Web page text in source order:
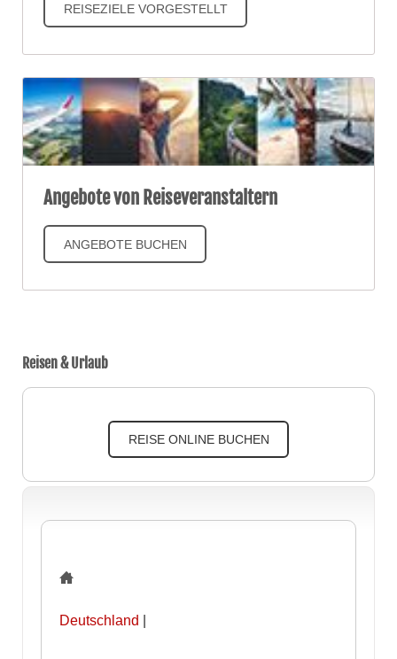
REISEZIELE VORGESTELLT
Angebote von Reiseveranstaltern
ANGEBOTE BUCHEN
Reisen & Urlaub
REISE ONLINE BUCHEN
Deutschland |